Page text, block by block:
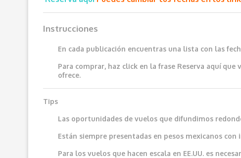
Instrucciones
En cada publicación encuentras una lista con las
Para comprar, haz click en la frase Reserva aquí que
ofrece.
Tips
Las oportunidades de vuelos que difundimos
Están siempre presentadas en pesos mexicanos
Para los vuelos que hacen escala en EE.UU. es